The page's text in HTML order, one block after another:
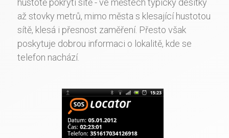
hustotě pokrytí sítě - ve městech typicky desítky
až stovky metrů, mimo města s klesající hustotou
sítě, klesá i přesnost zaměření. Přesto však
poskytuje dobrou informaci o lokalitě, kde se
telefon nachází.